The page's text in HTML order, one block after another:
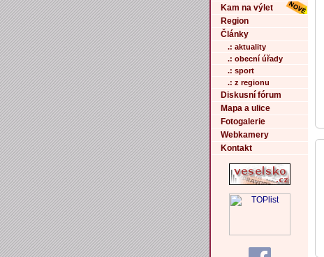
Kam na výlet
Region
Články
.: aktuality
.: obecní úřady
.: sport
.: z regionu
Diskusní fórum
Mapa a ulice
Fotogalerie
Webkamery
Kontakt